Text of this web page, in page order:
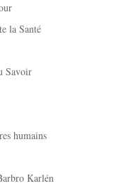
la Santé
Savoir
humains
Karlén